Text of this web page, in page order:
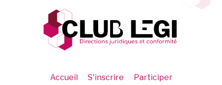
Accueil S'inscrire Participer